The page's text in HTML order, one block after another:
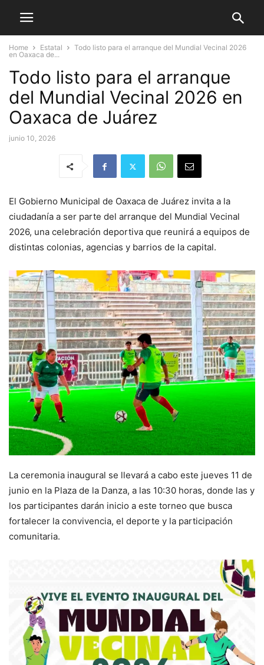
Home Estatal
Todo listo para el arranque del Mundial Vecinal 2026
en Oaxaca de...
Todo listo para el arranque
del Mundial Vecinal 2026 en
Oaxaca de Juárez
junio 10, 2026
El Gobierno Municipal de Oaxaca de Juárez invita a la
ciudadanía a ser parte del arranque del Mundial Vecinal
2026, una celebración deportiva que reunirá a equipos de
distintas colonias, agencias y barrios de la capital.
La ceremonia inaugural se llevará a cabo este jueves 11 de
junio en la Plaza de la Danza, a las 10:30 horas, donde las y
los participantes darán inicio a este torneo que busca
fortalecer la convivencia, el deporte y la participación
comunitaria.